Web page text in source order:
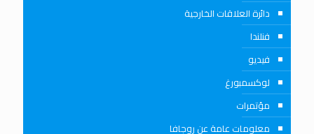
دائرة العلاقات الخارجية
فنلندا
فيديو
لوكسمبورغ
مؤتمرات
معلومات عامة عن روجافا